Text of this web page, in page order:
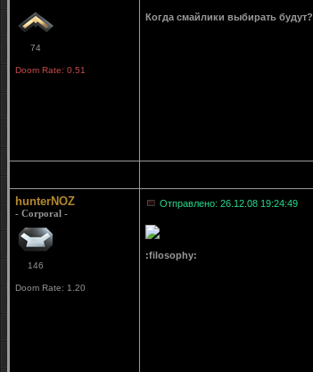
74
Doom Rate: 0.51
Когда смайлики выбирать будут?
hunterNOZ
- Corporal -
146
Doom Rate: 1.20
Отправлено: 26.12.08 19:24:49
:filosophy: